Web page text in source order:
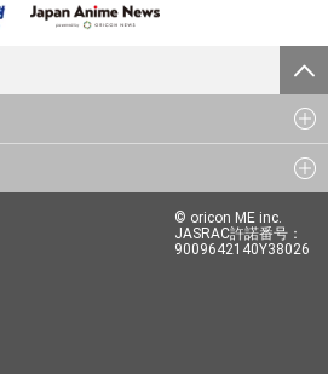
© oricon ME inc.
JASRAC許諾番号：
9009642140Y38026